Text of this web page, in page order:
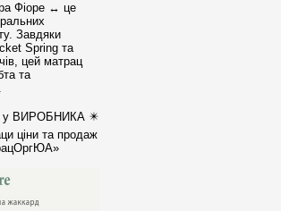
Фіоре ↔ це
Завдяки
Spring та
цей матрац
та
у ВИРОБНИКА ✴️
ціни та продаж